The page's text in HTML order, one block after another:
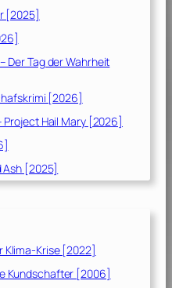
[2025]
Der Tag der Wahrheit
[2026]
Project Hail Mary [2026]
Ash [2025]
Klima-Krise [2022]
Kundschafter [2006]